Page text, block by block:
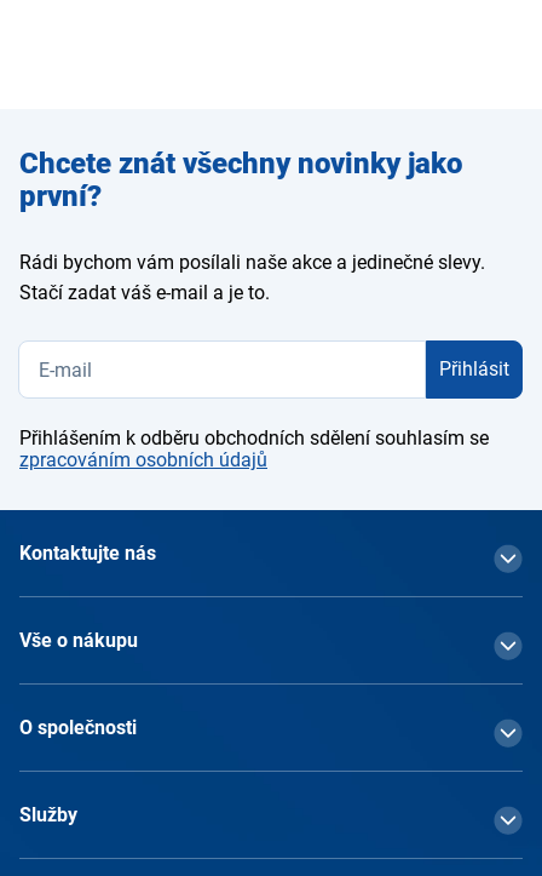
Zadejte
e-mail
Chcete znát všechny novinky jako
první?
Rádi bychom vám posílali naše akce a jedinečné slevy.
Stačí zadat váš e-mail a je to.
Přihlásit
Přihlášením k odběru obchodních sdělení souhlasím se
zpracováním osobních údajů
Kontaktujte nás
Vše o nákupu
O společnosti
Služby